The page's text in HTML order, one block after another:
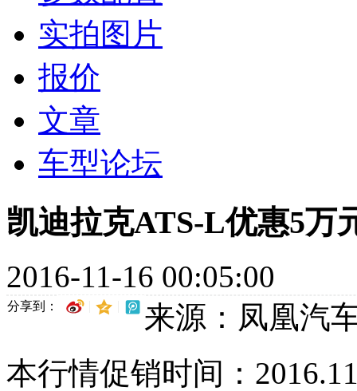
实拍图片
报价
文章
车型论坛
凯迪拉克ATS-L优惠5万
2016-11-16 00:05:00
分享到：
来源：凤凰汽
本行情促销时间：